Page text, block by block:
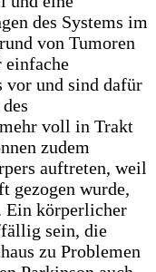
des Systems im
von Tumoren
einfache
vor und sind dafür
voll in Trakt
zudem
auftreten, weil
gezogen wurde,
Ein körperlicher
sein, die
zu Problemen